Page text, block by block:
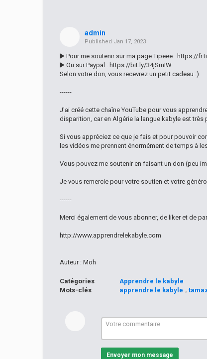
admin
Published Jan 17, 2023
▶️ Pour me soutenir sur ma page Tipeee : https://
▶️ Ou sur Paypal : https://bit.ly/34jSmIW
Selon votre don, vous recevrez un petit cadeau :)
------
J'ai créé cette chaîne YouTube pour vous
disparition, car en Algérie la langue kabyle est
Si vous appréciez ce que je fais et pour pouvoir
les vidéos me prennent énormément de temps à
Vous pouvez me soutenir en faisant un don (peu
Je vous remercie pour votre soutien et votre
------
Merci également de vous abonner, de liker et de
http://www.apprendrelekabyle.com
Auteur : Moh
Catégories
Apprendre le kabyle
Mots-clés
apprendre le kabyle ,
Envoyer mon message